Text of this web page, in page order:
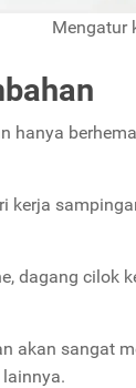
Mengatur
hanya
kerja
dagang cilok
akan sangat